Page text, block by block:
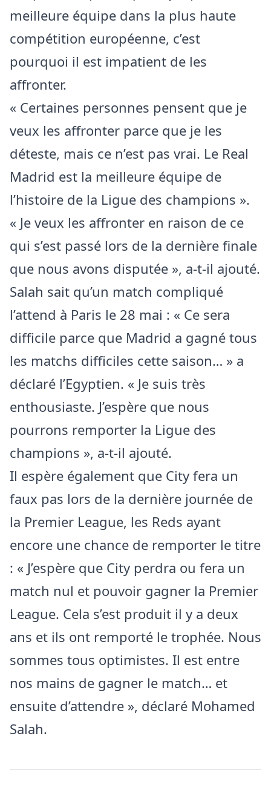
meilleure équipe dans la plus haute
compétition européenne, c’est
pourquoi il est impatient de les
affronter.
« Certaines personnes pensent que je
veux les affronter parce que je les
déteste, mais ce n’est pas vrai. Le Real
Madrid est la meilleure équipe de
l’histoire de la Ligue des champions ».
« Je veux les affronter en raison de ce
qui s’est passé lors de la dernière finale
que nous avons disputée », a-t-il ajouté.
Salah sait qu’un match compliqué
l’attend à Paris le 28 mai : « Ce sera
difficile parce que Madrid a gagné tous
les matchs difficiles cette saison… » a
déclaré l’Egyptien. « Je suis très
enthousiaste. J’espère que nous
pourrons remporter la Ligue des
champions », a-t-il ajouté.
Il espère également que City fera un
faux pas lors de la dernière journée de
la Premier League, les Reds ayant
encore une chance de remporter le titre
: « J’espère que City perdra ou fera un
match nul et pouvoir gagner la Premier
League. Cela s’est produit il y a deux
ans et ils ont remporté le trophée. Nous
sommes tous optimistes. Il est entre
nos mains de gagner le match… et
ensuite d’attendre », déclaré Mohamed
Salah.